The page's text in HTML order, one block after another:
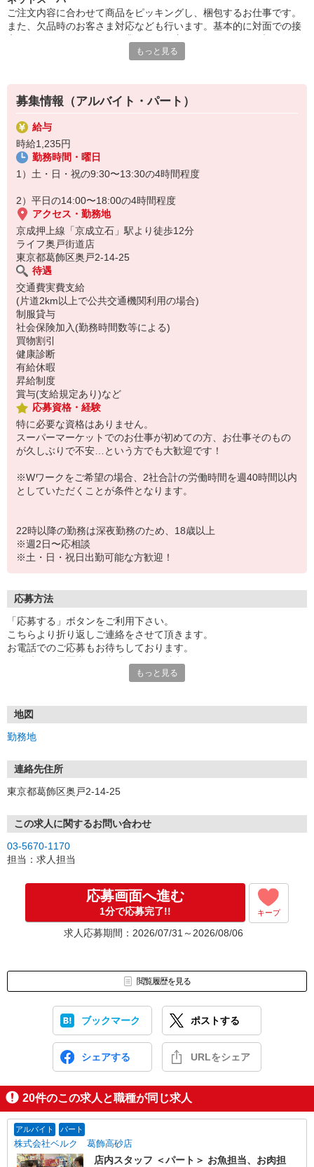
ん。ライフはキャリアアップ制度が整っており、例えば、子育て
がひと段落して社会復帰した主婦パートさんも、力をつければ社
員代行パートナーとして「部門リーダー」にも任命。役割手当で
収入UPを実現しています！向上心を持って働きたい方にぜひ！
ご注文内容に合わせて商品をピッキングし、梱包するお仕事です。
また、欠品時のお客さま対応なども行います。基本的に対面での接
パート勤務やブランクからの復帰にもオススメ！スーパーマーケッ
もっと見る
募集情報（アルバイト・パート）
給与
時給1,235円
勤務時間・曜日
1）土・日・祝の9:30〜13:30の4時間程度
2）平日の14:00〜18:00の4時間程度
アクセス・勤務地
京成押上線「京成立石」駅より徒歩12分
ライフ奥戸街道店
東京都葛飾区奥戸2-14-25
待遇
交通費実費支給
(片道2km以上で公共交通機関利用の場合)
制服貸与
社会保険加入(勤務時間数等による)
買物割引
健康診断
有給休暇
昇給制度
賞与(支給規定あり)など
応募資格・経験
特に必要な資格はありません。
スーパーマーケットでのお仕事が初めての方、お仕事そのもの
が久しぶりで不安…という方でも大歓迎です！
※Wワークをご希望の場合、2社合計の労働時間を週40時間以内
としていただくことが条件となります。
22時以降の勤務は深夜勤務のため、18歳以上
※週2日〜応相談
※土・日・祝日出勤可能な方歓迎！
応募方法
「応募する」ボタンをご利用下さい。
こちらより折り返しご連絡をさせて頂きます。
お電話でのご応募もお待ちしております。
もっと見る
地図
勤務地
連絡先住所
東京都葛飾区奥戸2-14-25
この求人に関するお問い合わせ
03-5670-1170
担当：求人担当
応募画面へ進む
1分で応募完了!! キープ
求人応募期間：2026/07/31～2026/08/06
閲覧履歴を見る
ブックマーク ポストする
シェアする URLをシェア
20件のこの求人と職種が同じ求人
アルバイト パート
株式会社ベルク 葛飾高砂店
店内スタッフ ＜パート＞ お魚担当、お肉担